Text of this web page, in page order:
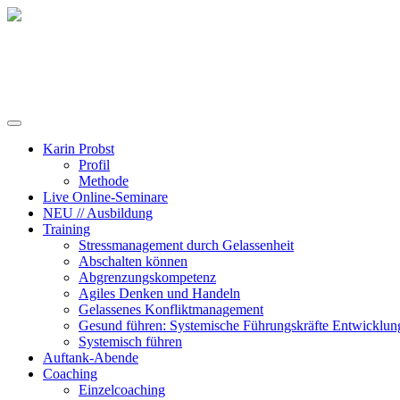
Karin Probst
Profil
Methode
Live Online-Seminare
NEU // Ausbildung
Training
Stressmanagement durch Gelassenheit
Abschalten können
Abgrenzungskompetenz
Agiles Denken und Handeln
Gelassenes Konfliktmanagement
Gesund führen: Systemische Führungskräfte
Systemisch führen
Auftank-Abende
Coaching
Einzelcoaching